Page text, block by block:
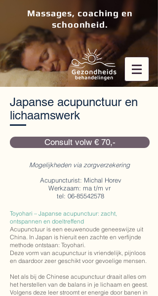
Massages, coaching en
schoonheid.
Japanse acupunctuur en
lichaamswerk
Consult volw € 70,-
Mogelijkheden via zorgverzekering
Acupuncturist: Michal Horev
Werkzaam: ma t/m vr
tel: 06-85542578
Toyohari – Japanse acupunctuur: zacht,
ontspannen en doeltreffend
Acupunctuur is een eeuwenoude geneeswijze uit
China. In Japan is hieruit een zachte en verfijnde
methode ontstaan: Toyohari.
Deze vorm van acupunctuur is vriendelijk, pijnloos
en daardoor zeer geschikt voor gevoelige mensen.
Net als bij de Chinese acupunctuur draait alles om
het herstellen van de balans in je lichaam en geest.
Volgens deze leer stroomt er energie door banen in